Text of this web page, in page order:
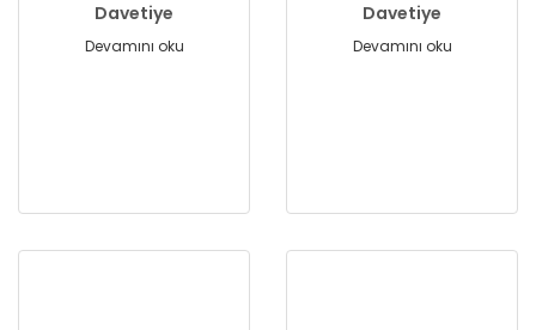
Davetiye
Devamını oku
Davetiye
Devamını oku